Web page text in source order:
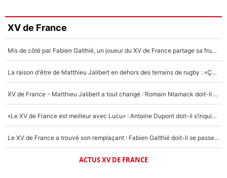
XV de France
Mis de côté par Fabien Galthié, un joueur du XV de France partage sa frustration : «ils ne me l’ont pas dit tout de suite»
La raison d'être de Matthieu Jalibert en dehors des terrains de rugby : «Ça m'atteint autant que si tu touches à un membre de ma famille»
XV de France - Matthieu Jalibert a tout changé : Romain Ntamack doit-il s’inquiéter pour sa place à un an de la Coupe du monde ?
«Le XV de France est meilleur avec Lucu» : Antoine Dupont doit-il s’inquiéter pour sa place ?
Le XV de France a trouvé son remplaçant : Fabien Galthié doit-il se passer d'Antoine Dupont ?
ACTUS XV DE FRANCE